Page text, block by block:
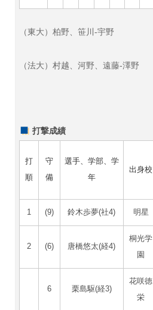
（東大）柏野、笹川-宇野
（法大）村越、河野、遠藤-澤野
打撃成績
打
順
守
備
選手、学部、学
年
出身校
1 (9) 鈴木歩夢(社4) 明星
2 (6) 唐橋悠太(経4)
桐光学
園
6 栗島駆(経3)
花咲徳
栄